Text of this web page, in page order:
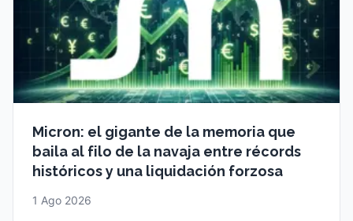
Micron: el gigante de la memoria que
baila al filo de la navaja entre récords
históricos y una liquidación forzosa
1 Ago 2026